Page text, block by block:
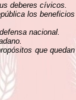
deberes cívicos.
los beneficios
nacional.
que quedan